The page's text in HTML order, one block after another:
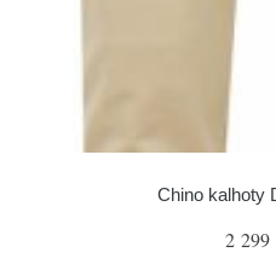
Chino kalhoty
2